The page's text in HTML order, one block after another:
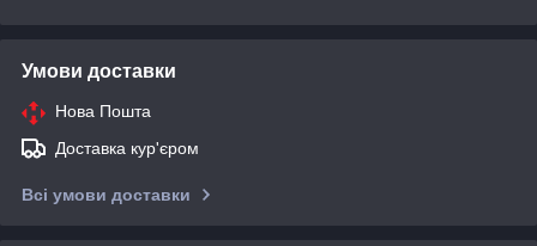
Умови доставки
Нова Пошта
Доставка кур'єром
Всі умови доставки